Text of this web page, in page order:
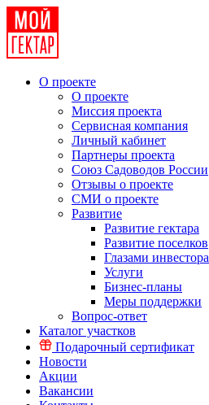
О проекте
О проекте
Миссия проекта
Сервисная компания
Личный кабинет
Партнеры проекта
Союз Садоводов России
Отзывы о проекте
СМИ о проекте
Развитие
Развитие гектара
Развитие поселков
Глазами инвестора
Услуги
Бизнес-планы
Меры поддержки
Вопрос-ответ
Каталог участков
Подарочный сертификат
Новости
Акции
Вакансии